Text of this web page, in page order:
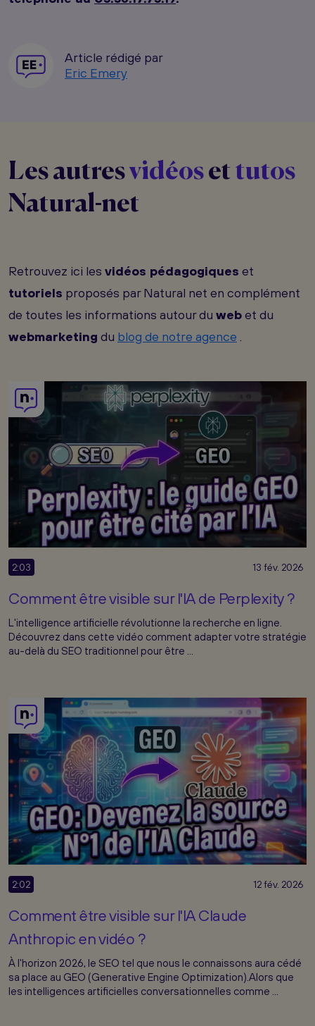
Article rédigé par
Eric Emery
Les autresvidéosettutos
Natural-net
Retrouvez ici les vidéos pédagogiques et
tutoriels proposés par Natural net en complément
de toutes les informations autour du webet du
webmarketing du blog de notre agence .
2:03 13 fév. 2026
Comment être visible sur l'IA de Perplexity ?
L'intelligence artificielle révolutionne la recherche en ligne.
Découvrez dans cette vidéo comment adapter votre stratégie
au-delà du SEO traditionnel pour être ...
2:02 12 fév. 2026
Comment être visible sur l'IA Claude
Anthropic en vidéo ?
À l'horizon 2026, le SEO tel que nous le connaissons aura cédé
sa place au GEO (Generative Engine Optimization).Alors que
les intelligences artificielles conversationnelles comme ...